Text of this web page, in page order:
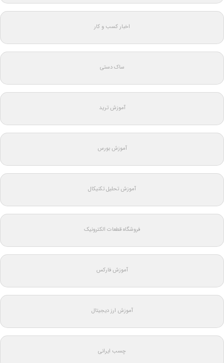
اخبار کسب و کار
ساک دستی
آموزش ترید
آموزش بورس
آموزش تحلیل تکنیکال
فروشگاه قطعات الکترونیک
آموزش فارکس
آموزش ارز دیجیتال
چسب ایرانی